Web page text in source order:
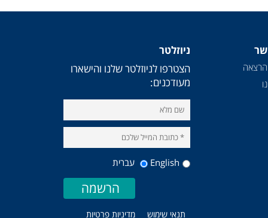
ניוזלטר
הצטרפו לניוזלטר שלנו והישארו
מעודכנים:
English עברית
תנאי שימוש מדיניות פרטיות